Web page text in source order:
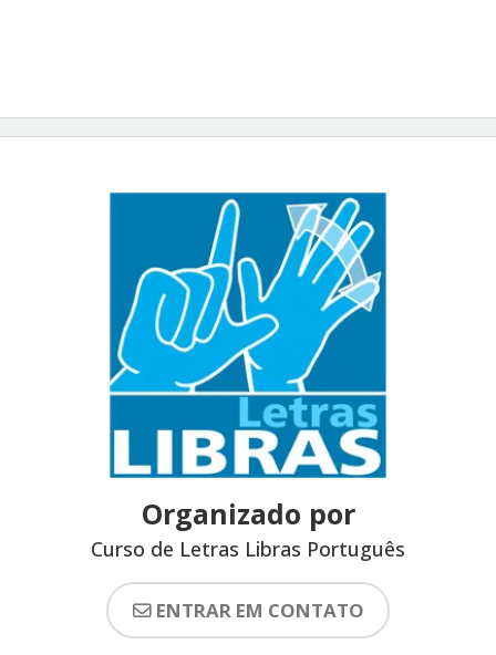
Organizado por
Curso de Letras Libras Português
ENTRAR EM CONTATO